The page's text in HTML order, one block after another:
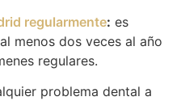
regularmente: es
menos dos veces al año
regulares.
problema dental a